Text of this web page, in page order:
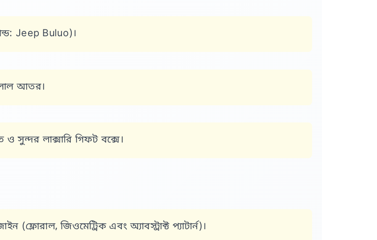
Jeep Buluo)।
আতর।
সুন্দর লাক্সারি গিফট বক্সে।
(ফ্লোরাল, জিওমেট্রিক এবং অ্যাবস্ট্রাক্ট প্যাটার্ন)।